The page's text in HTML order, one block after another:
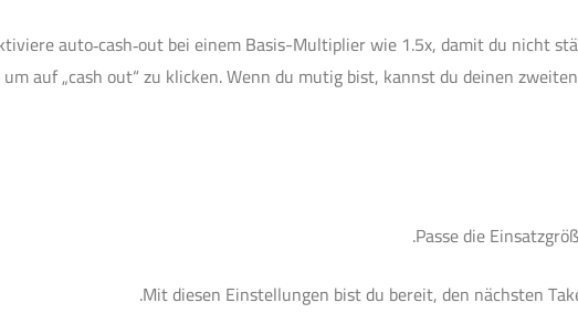
auto‑cash‑out bei einem Basis-Multiplier wie 1.5x, damit du nicht
auf „cash out“ zu klicken. Wenn du mutig bist, kannst du deinen
Passe die
Mit diesen Einstellungen bist du bereit, den nächsten